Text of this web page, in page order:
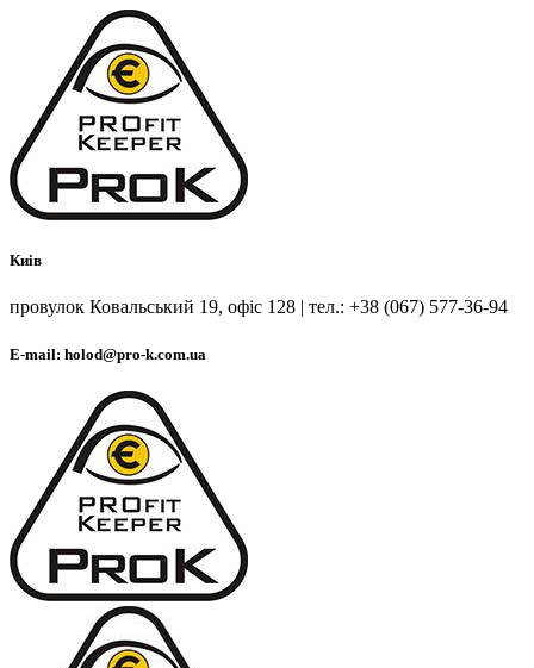
Киів
провулок Ковальський 19, офіс 128 | тел.: +38 (067) 577-36-94
E-mail: holod@pro-k.com.ua